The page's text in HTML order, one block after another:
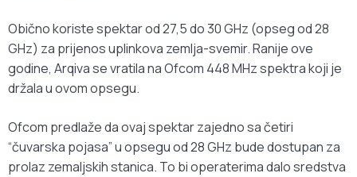
Obično koriste spektar od 27,5 do 30 GHz (opseg od 28
GHz) za prijenos uplinkova zemlja-svemir. Ranije ove
godine, Arqiva se vratila na Ofcom 448 MHz spektra koji je
držala u ovom opsegu.
Ofcom predlaže da ovaj spektar zajedno sa četiri
“čuvarska pojasa” u opsegu od 28 GHz bude dostupan za
prolaz zemaljskih stanica. To bi operaterima dalo sredstva